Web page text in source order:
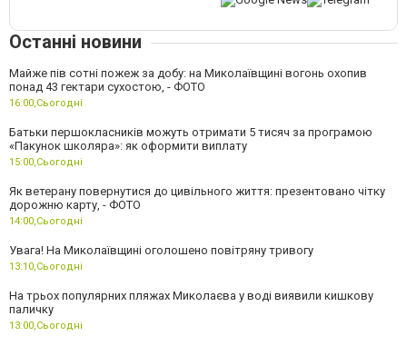
Останні новини
Майже пів сотні пожеж за добу: на Миколаївщині вогонь охопив
понад 43 гектари сухостою, - ФОТО
16:00, Сьогодні
Батьки першокласників можуть отримати 5 тисяч за програмою
«Пакунок школяра»: як оформити виплату
15:00, Сьогодні
Як ветерану повернутися до цивільного життя: презентовано чітку
дорожню карту, - ФОТО
14:00, Сьогодні
Увага! На Миколаївщині оголошено повітряну тривогу
13:10, Сьогодні
На трьох популярних пляжах Миколаєва у воді виявили кишкову
паличку
13:00, Сьогодні